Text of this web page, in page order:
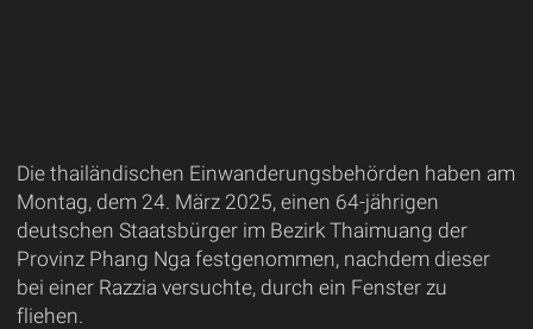
Die thailändischen Einwanderungsbehörden haben am
Montag, dem 24. März 2025, einen 64-jährigen
deutschen Staatsbürger im Bezirk Thaimuang der
Provinz Phang Nga festgenommen, nachdem dieser
bei einer Razzia versuchte, durch ein Fenster zu
fliehen.